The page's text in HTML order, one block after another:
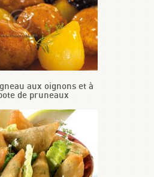
aux oignons et à
de pruneaux